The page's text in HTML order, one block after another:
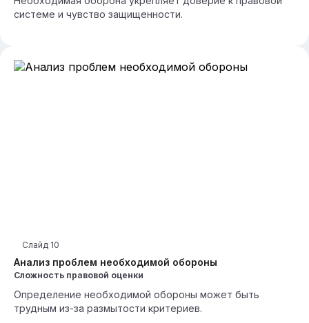
системе и чувство защищенности.
Анализ проблем необходимой обороны
Слайд 10
Сложность правовой оценки
Определение необходимой обороны может быть
трудным из-за размытости критериев.